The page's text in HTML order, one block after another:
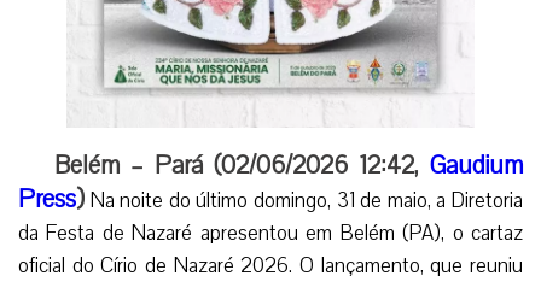
Belém – Pará (02/06/2026 12:42, Gaudium
Press) Na noite do último domingo, 31 de maio, a Diretoria
da Festa de Nazaré apresentou em Belém (PA), o cartaz
oficial do Círio de Nazaré 2026. O lançamento, que reuniu